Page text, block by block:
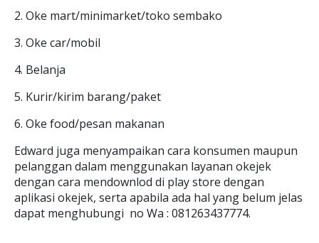
2. Oke mart/minimarket/toko sembako
3. Oke car/mobil
4. Belanja
5. Kurir/kirim barang/paket
6. Oke food/pesan makanan
Edward juga menyampaikan cara konsumen maupun
pelanggan dalam menggunakan layanan okejek
dengan cara mendownlod di play store dengan
aplikasi okejek, serta apabila ada hal yang belum jelas
dapat menghubungi no Wa : 081263437774.